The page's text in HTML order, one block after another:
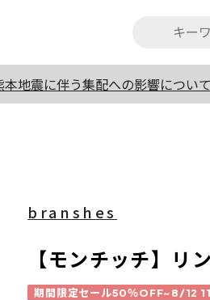
地震に伴う集配への影響について
branshes
【モンチッチ】リ
期間限定セール50％OFF~8/12